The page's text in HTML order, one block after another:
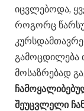
იცვლებოდა,
როგორც
გამოცდილება
მოსაზრებად
შეუცვლელი